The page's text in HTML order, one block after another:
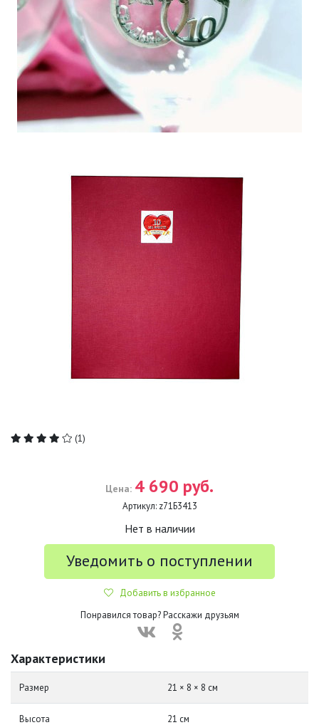
(1)
Цена: 4 690 руб.
Артикул: z71Б3413
Нет в наличии
Уведомить о поступлении
Добавить в избранное
Понравился товар? Расскажи друзьям
Характеристики
Размер 21 × 8 × 8 см
Высота 21 см